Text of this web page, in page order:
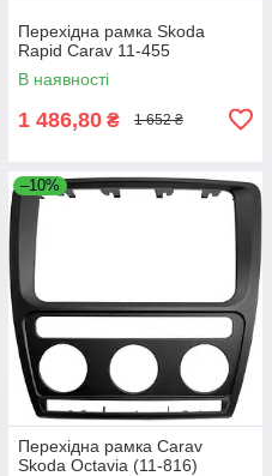
Перехідна рамка Skoda
Rapid Carav 11-455
В наявності
1 486,80 ₴ 1 652 ₴
–10%
Перехідна рамка Carav
Skoda Octavia (11-816)